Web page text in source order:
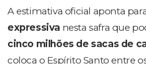
A estimativa oficial aponta
expressiva nesta safra que
cinco milhões de sacas de
coloca o Espírito Santo entre